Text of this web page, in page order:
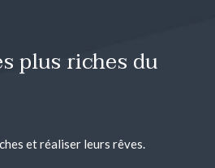
plus riches du
et réaliser leurs rêves.